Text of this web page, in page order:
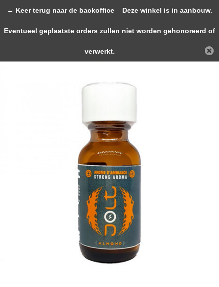
Home JOLT SILVER Almond Strong Arom...
← Keer terug naar de backoffice Deze winkel is in aanbouw.
Eventueel geplaatste orders zullen niet worden gehonoreerd of
verwerkt.